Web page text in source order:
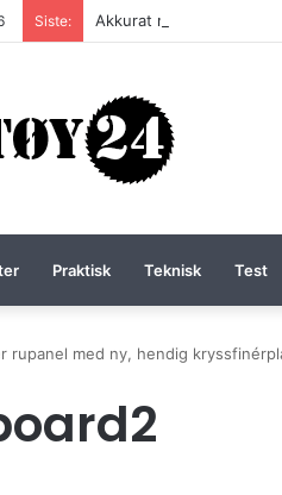
Siste: Akkurat nå er batteri-
Praktisk Teknisk Test
rupanel med ny, hendig